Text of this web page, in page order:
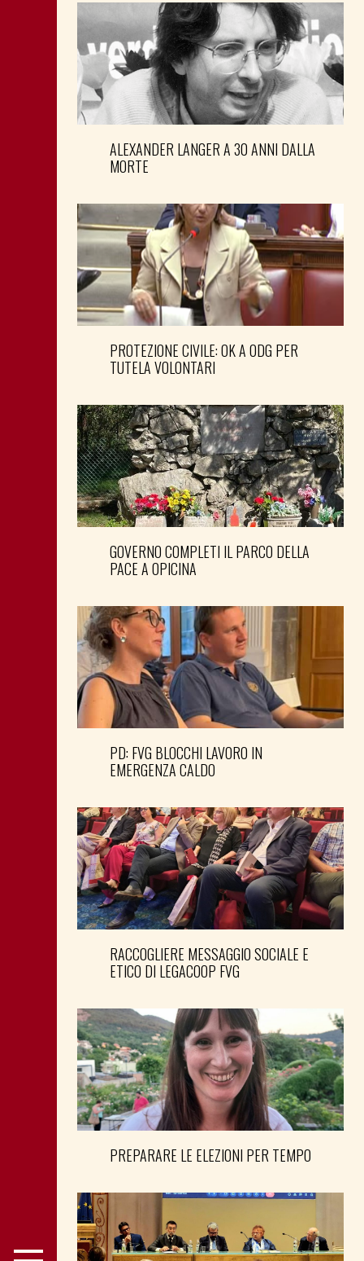
ALEXANDER LANGER A 30 ANNI DALLA
MORTE
PROTEZIONE CIVILE: OK A ODG PER
TUTELA VOLONTARI
GOVERNO COMPLETI IL PARCO DELLA
PACE A OPICINA
PD: FVG BLOCCHI LAVORO IN
EMERGENZA CALDO
RACCOGLIERE MESSAGGIO SOCIALE E
ETICO DI LEGACOOP FVG
PREPARARE LE ELEZIONI PER TEMPO